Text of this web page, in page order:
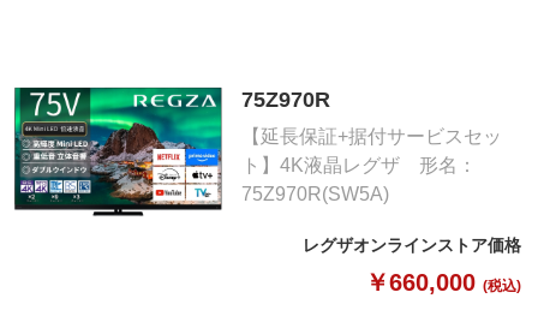
75Z970R
【延長保証+据付サービスセッ
ト】4K液晶レグザ 形名：
75Z970R(SW5A)
レグザオンラインストア価格
￥660,000 (税込)